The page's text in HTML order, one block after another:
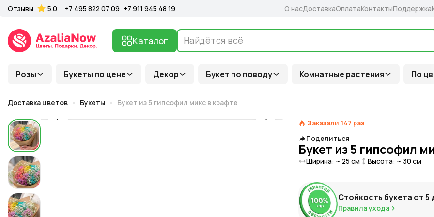
Розы Букеты по цене Декор Букет по поводу Комнатные растения По
Каталог
Отзывы 5.0 +7 495 822 07 09 +7 911 945 48 19 О насДоставкаОплатаКонтактыПоддержка
Доставка цветов Букеты Букет из 5 гипсофил микс в крафте
Заказали 147 раз
Поделиться
Букет из 5 гипсофил
Ширина: ~ 25 см Высота: ~ 30 см
Стойкость букета от5
Правила ухода